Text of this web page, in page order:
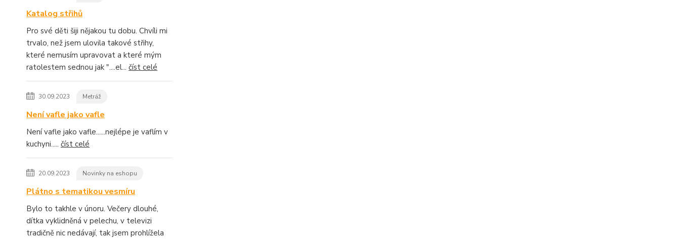
Katalog střihů
Pro své děti šiji nějakou tu dobu. Chvíli mi
trvalo, než jsem ulovila takové střihy,
které nemusím upravovat a které mým
ratolestem sednou jak "....el... číst celé
30.09.2023 Metráž
Není vafle jako vafle
Není vafle jako vafle......nejlépe je vaflím v
kuchyni..... číst celé
20.09.2023 Novinky na eshopu
Plátno s tematikou vesmíru
Bylo to takhle v únoru. Večery dlouhé,
dítka vyklidněná v pelechu, v televizi
tradičně nic nedávají, tak jsem prohlížela